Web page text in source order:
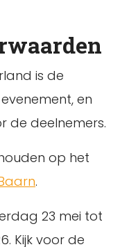
is de
en
de deelnemers.
op het
.
23 mei tot
Kijk voor de